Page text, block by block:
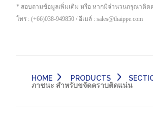
* สอบถามข้อมูลเพิ่มเติม หรือ หากมีจำนวนกรุณาติด
โทร : (+66)038-949850 / อีเมล์ : sales@thaippe.com
HOME PRODUCTS
ภาชนะ สำหรับขจัดคราบติดแน่น